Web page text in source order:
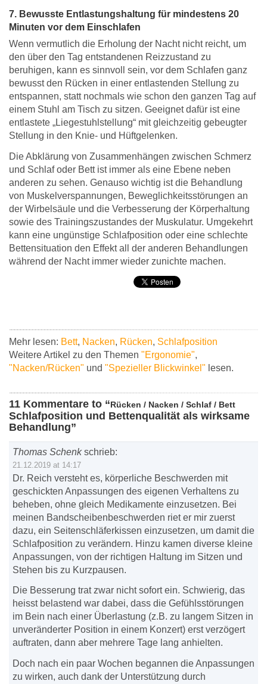
7. Bewusste Entlastungshaltung für mindestens 20
Minuten vor dem Einschlafen
Wenn vermutlich die Erholung der Nacht nicht reicht, um
den über den Tag entstandenen Reizzustand zu
beruhigen, kann es sinnvoll sein, vor dem Schlafen ganz
bewusst den Rücken in einer entlastenden Stellung zu
entspannen, statt nochmals wie schon den ganzen Tag auf
einem Stuhl am Tisch zu sitzen. Geeignet dafür ist eine
entlastete „Liegestuhlstellung“ mit gleichzeitig gebeugter
Stellung in den Knie- und Hüftgelenken.
Die Abklärung von Zusammenhängen zwischen Schmerz
und Schlaf oder Bett ist immer als eine Ebene neben
anderen zu sehen. Genauso wichtig ist die Behandlung
von Muskelverspannungen, Beweglichkeitsstörungen an
der Wirbelsäule und die Verbesserung der Körperhaltung
sowie des Trainingszustandes der Muskulatur. Umgekehrt
kann eine ungünstige Schlafposition oder eine schlechte
Bettensituation den Effekt all der anderen Behandlungen
während der Nacht immer wieder zunichte machen.
Mehr lesen: Bett, Nacken, Rücken, Schlafposition
Weitere Artikel zu den Themen "Ergonomie",
"Nacken/Rücken" und "Spezieller Blickwinkel" lesen.
11 Kommentare to “Rücken / Nacken / Schlaf / Bett
Schlafposition und Bettenqualität als wirksame
Behandlung”
Thomas Schenkschrieb:
21.12.2019 at 14:17
Dr. Reich versteht es, körperliche Beschwerden mit
geschickten Anpassungen des eigenen Verhaltens zu
beheben, ohne gleich Medikamente einzusetzen. Bei
meinen Bandscheibenbeschwerden riet er mir zuerst
dazu, ein Seitenschläferkissen einzusetzen, um damit die
Schlafposition zu verändern. Hinzu kamen diverse kleine
Anpassungen, von der richtigen Haltung im Sitzen und
Stehen bis zu Kurzpausen.
Die Besserung trat zwar nicht sofort ein. Schwierig, das
heisst belastend war dabei, dass die Gefühlsstörungen
im Bein nach einer Überlastung (z.B. zu langem Sitzen in
unveränderter Position in einem Konzert) erst verzögert
auftraten, dann aber mehrere Tage lang anhielten.
Doch nach ein paar Wochen begannen die Anpassungen
zu wirken, auch dank der Unterstützung durch